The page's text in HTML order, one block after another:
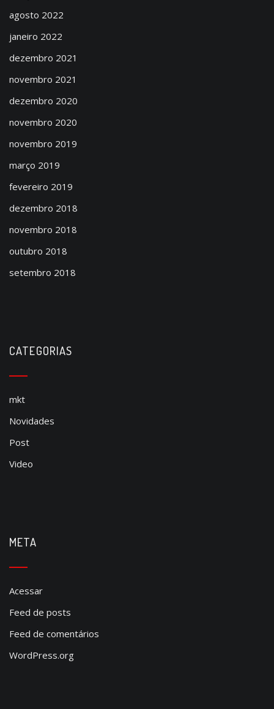
agosto 2022
janeiro 2022
dezembro 2021
novembro 2021
dezembro 2020
novembro 2020
novembro 2019
março 2019
fevereiro 2019
dezembro 2018
novembro 2018
outubro 2018
setembro 2018
CATEGORIAS
mkt
Novidades
Post
Video
META
Acessar
Feed de posts
Feed de comentários
WordPress.org